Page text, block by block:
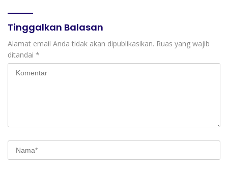
Tinggalkan Balasan
Alamat email Anda tidak akan dipublikasikan. Ruas yang wajib
ditandai *